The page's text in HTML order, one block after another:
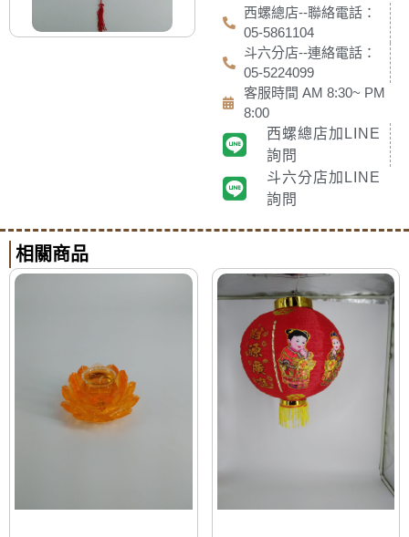
西螺總店--聯絡電話：
05-5861104
斗六分店--連絡電話：
05-5224099
客服時間 AM 8:30~ PM
8:00
西螺總店加LINE
詢問
斗六分店加LINE
詢問
相關商品